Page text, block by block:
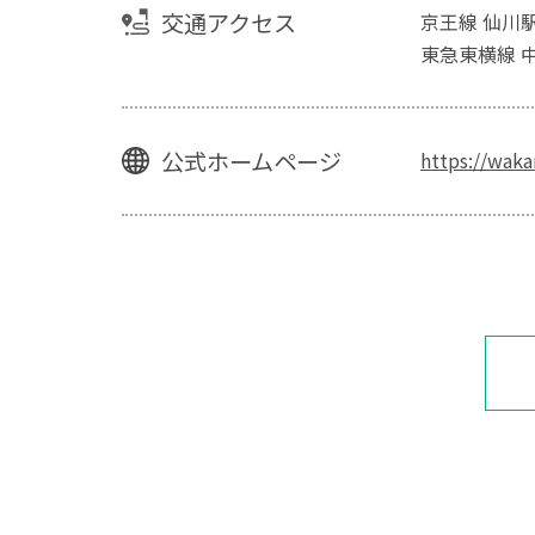
交通アクセス
京王線 仙川
東急東横線
公式ホームページ https://